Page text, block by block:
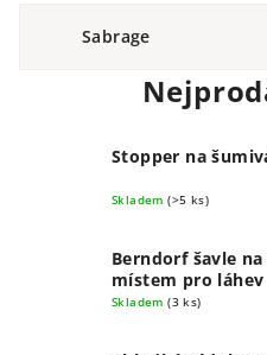
Sabrage
Stopper na
Skladem(>5 ks)
Berndorf šavle
místem pro láhev
Skladem(3 ks)